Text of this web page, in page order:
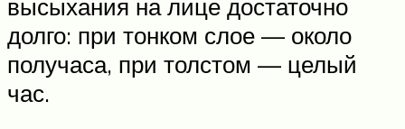
высыхания на лице достаточно
долго: при тонком слое — около
получаса, при толстом — целый
час.